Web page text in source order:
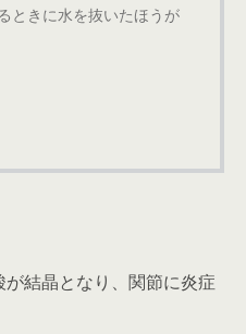
ときに水を抜いたほうが
結晶となり、関節に炎症